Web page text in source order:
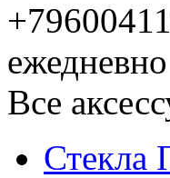
Все
Стекла